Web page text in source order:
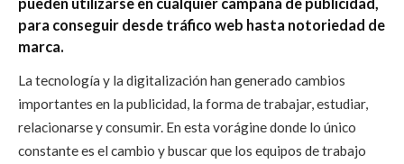
para conseguir desde tráfico web hasta notoriedad de
marca.
La tecnología y la digitalización han generado cambios
importantes en la publicidad, la forma de trabajar, estudiar,
relacionarse y consumir. En esta vorágine donde lo único
constante es el cambio y buscar que los equipos de trabajo